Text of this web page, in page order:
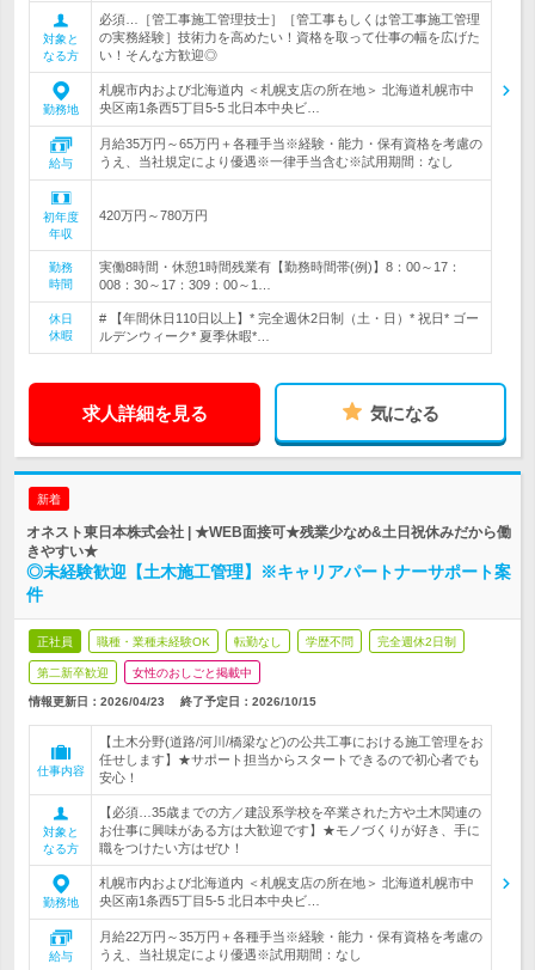
対象と
なる方
必須…［管工事施工管理技士］［管工事もしくは管工事施工管理
の実務経験］技術力を高めたい！資格を取って仕事の幅を広げた
い！そんな方歓迎◎
勤務地
札幌市内および北海道内 ＜札幌支店の所在地＞ 北海道札幌市中
央区南1条西5丁目5-5 北日本中央ビ…
給与
月給35万円～65万円＋各種手当※経験・能力・保有資格を考慮の
うえ、当社規定により優遇※一律手当含む※試用期間：なし
初年度
年収
420万円～780万円
勤務
時間
実働8時間・休憩1時間残業有【勤務時間帯(例)】8：00～17：
008：30～17：309：00～1…
休日
休暇
# 【年間休日110日以上】* 完全週休2日制（土・日）* 祝日* ゴー
ルデンウィーク* 夏季休暇*…
求人詳細を見る 気になる
新着
オネスト東日本株式会社 | ★WEB面接可★残業少なめ&土日祝休みだから働
きやすい★
◎未経験歓迎【土木施工管理】※キャリアパートナーサポート案
件
正社員 職種・業種未経験OK 転勤なし 学歴不問 完全週休2日制
第二新卒歓迎 女性のおしごと掲載中
情報更新日：2026/04/23 終了予定日： 2026/10/15
仕事内容
【土木分野(道路/河川/橋梁など)の公共工事における施工管理をお
任せします】★サポート担当からスタートできるので初心者でも
安心！
対象と
なる方
【必須…35歳までの方／建設系学校を卒業された方や土木関連の
お仕事に興味がある方は大歓迎です】★モノづくりが好き、手に
職をつけたい方はぜひ！
勤務地
札幌市内および北海道内 ＜札幌支店の所在地＞ 北海道札幌市中
央区南1条西5丁目5-5 北日本中央ビ…
給与
月給22万円～35万円＋各種手当※経験・能力・保有資格を考慮の
うえ、当社規定により優遇※試用期間：なし